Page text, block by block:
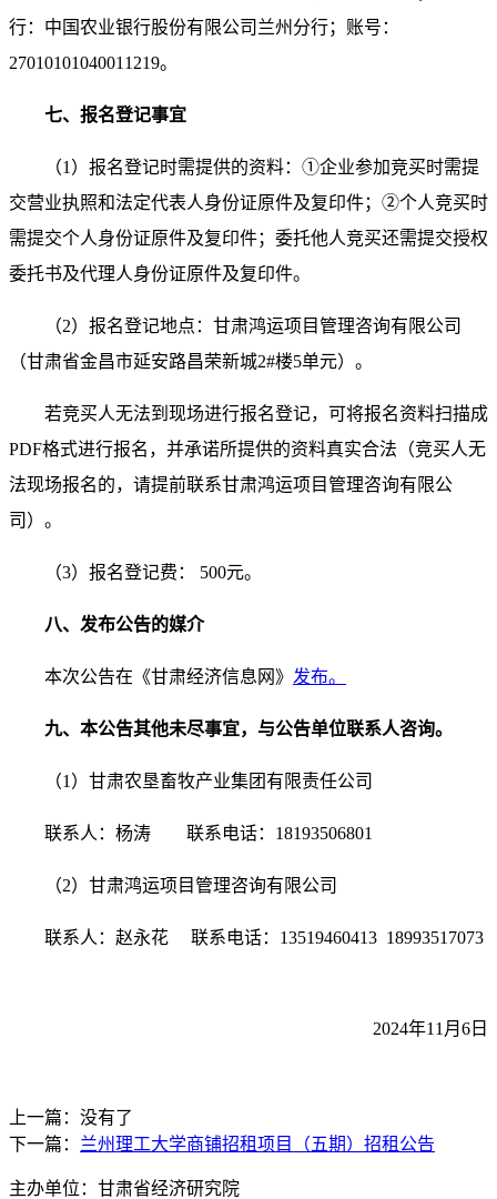
行：中国农业银行股份有限公司兰州分行；账号：
27010101040011219。
七、报名登记事宜
（1）报名登记时需提供的资料：①企业参加竞买时需提
交营业执照和法定代表人身份证原件及复印件；②个人竞买时
需提交个人身份证原件及复印件；委托他人竞买还需提交授权
委托书及代理人身份证原件及复印件。
（2）报名登记地点：甘肃鸿运项目管理咨询有限公司
（甘肃省金昌市延安路昌荣新城2#楼5单元）。
若竞买人无法到现场进行报名登记，可将报名资料扫描成
PDF格式进行报名，并承诺所提供的资料真实合法（竞买人无
法现场报名的，请提前联系甘肃鸿运项目管理咨询有限公
司）。
（3）报名登记费： 500元。
八、发布公告的媒介
本次公告在《甘肃经济信息网》 发布。
九、本公告其他未尽事宜，与公告单位联系人咨询。
（1）甘肃农垦畜牧产业集团有限责任公司
联系人：杨涛 联系电话：18193506801
（2）甘肃鸿运项目管理咨询有限公司
联系人：赵永花 联系电话：13519460413 18993517073
2024年11月6日
上一篇：没有了
下一篇： 兰州理工大学商铺招租项目（五期）招租公告
主办单位：甘肃省经济研究院